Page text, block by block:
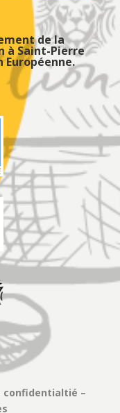
de la
à Saint-Pierre
Européenne.
confidentialtié –